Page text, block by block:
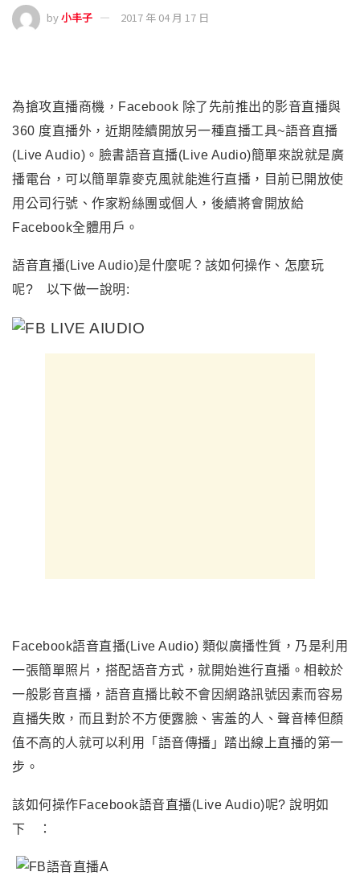
by小丰子 2017 年 04 月 17 日
為搶攻直播商機 ， Facebook 除了先前推出的影音直播與
360 度直播外，近期陸續開放另一種直播工具~語音直播
(Live Audio)。臉書語音直播(Live Audio)簡單來說就是廣
播電台，可以簡單靠麥克風就能進行直播，目前已開放使
用公司行號、作家粉絲團或個人 ， 後續將會開放給
Facebook全體用戶。
語音直播(Live Audio)是什麼呢？該如何操作、怎麼玩
呢? 以下做一說明:
Facebook語音直播(Live Audio) 類似廣播性質 ， 乃是利用
一張簡單照片，搭配語音方式，就開始進行直播。相較於
一般影音直播，語音直播比較不會因網路訊號因素而容易
直播失敗，而且對於不方便露臉、害羞的人、聲音棒但顏
值不高的人就可以利用
「 語音傳播 」 踏出線上直播的第一
步。
該如何操作Facebook語音直播(Live Audio)呢? 說明如
下 ：